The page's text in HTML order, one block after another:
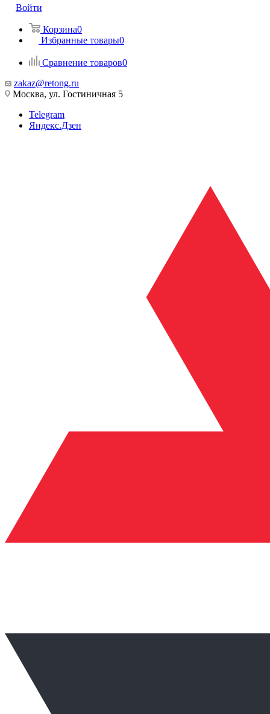
Войти
Корзина0
Избранные товары0
Сравнение товаров0
zakaz@retong.ru
Москва, ул. Гостиничная 5
Telegram
Яндекс.Дзен